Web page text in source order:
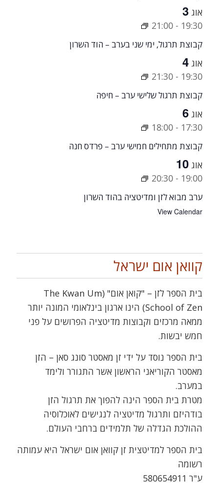
אוג 3
19:30
-
21:00
קבוצת תרגול, ימי שני בערב – הוד השרון
אוג 4
19:30
-
21:30
קבוצת תרגול שלישי ערב – חיפה
אוג 6
17:30
-
18:00
קבוצת מתחילים חמישי ערב – פרדס חנה
אוג 10
19:00
-
20:30
ערב מבוא לזן ומדיטציה בהוד השרון
View Calendar
קוואן אום ישראל
בית הספר לזן – "קואן אום" (The Kwan Um
School of Zen) הינו ארגון בינלאומי המונה יותר
ממאה מרכזים וקבוצות מדיטציה הפרושים על פני
חמש יבשות.
בית הספר נוסד על ידי זן מאסטר סונג סאן – הזן
מאסטר הקוריאני הראשון אשר התגורר ולימד
במערב.
מטרת בית הספר הינה להפוך את תרגול הזן
בודהיזם ותרגול מדיטציה לנגישים לאוכלוסיה
ההולכת הגדלה של תלמידים ברחבי העולם.
בית הספר למדיטצית זן קוואן אום ישראל היא עמותה
רשומה
ע"ר 580654911